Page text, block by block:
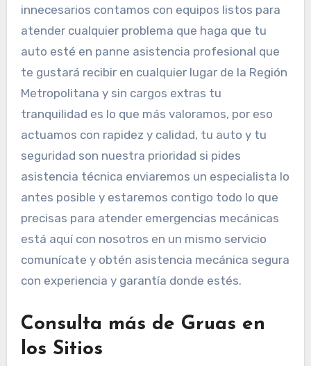
innecesarios contamos con equipos listos para
atender cualquier problema que haga que tu
auto esté en panne asistencia profesional que
te gustará recibir en cualquier lugar de la Región
Metropolitana y sin cargos extras tu
tranquilidad es lo que más valoramos, por eso
actuamos con rapidez y calidad, tu auto y tu
seguridad son nuestra prioridad si pides
asistencia técnica enviaremos un especialista lo
antes posible y estaremos contigo todo lo que
precisas para atender emergencias mecánicas
está aquí con nosotros en un mismo servicio
comunícate y obtén asistencia mecánica segura
con experiencia y garantía donde estés.
Consulta más de Gruas en
los Sitios